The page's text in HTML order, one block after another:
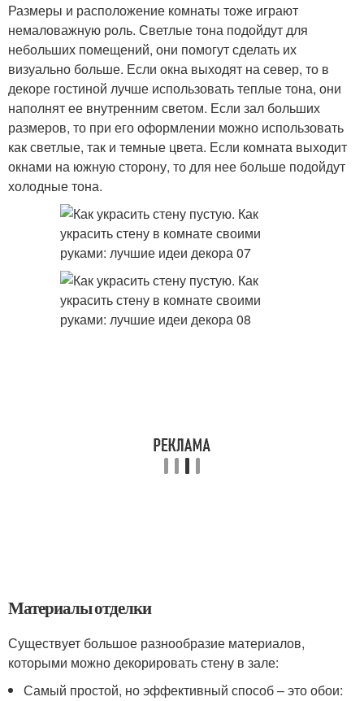
Размеры и расположение комнаты тоже играют
немаловажную роль. Светлые тона подойдут для
небольших помещений, они помогут сделать их
визуально больше. Если окна выходят на север, то в
декоре гостиной лучше использовать теплые тона, они
наполнят ее внутренним светом. Если зал больших
размеров, то при его оформлении можно использовать
как светлые, так и темные цвета. Если комната выходит
окнами на южную сторону, то для нее больше подойдут
холодные тона.
Материалы отделки
Существует большое разнообразие материалов,
которыми можно декорировать стену в зале:
Самый простой, но эффективный способ – это обои: